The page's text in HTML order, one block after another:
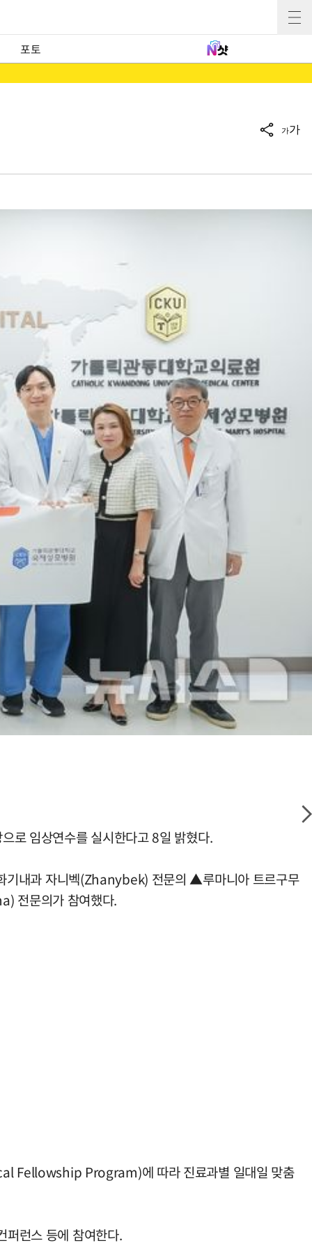
포토
가가
로 임상연수를 실시한다고 8일 밝혔다.
내과 자니벡(Zhanybek) 전문의 ▲루마니아 트르구무
전문의가 참여했다.
Fellowship Program)에 따라 진료과별 일대일 맞춤
퍼런스 등에 참여한다.